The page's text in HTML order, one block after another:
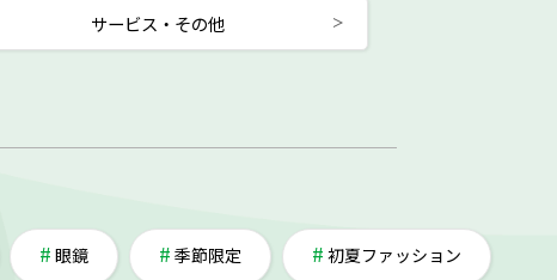
サービス・その他
眼鏡 季節限定 初夏ファッション